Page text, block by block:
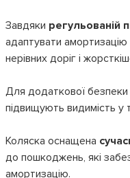
Завдяки регульованій
адаптувати амортизацію
нерівних доріг і
Для додаткової
підвищують видимість у
Коляска оснащена
до пошкоджень, які
амортизацію.